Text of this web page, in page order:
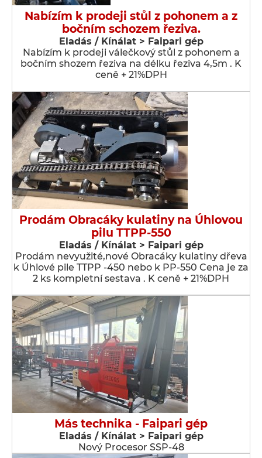
Nabízím k prodeji stůl z pohonem a z
bočním schozem řeziva.
Eladás / Kínálat > Faipari gép
Nabízím k prodeji válečkový stůl z pohonem a
bočním shozem řeziva na délku řeziva 4,5m . K
ceně + 21%DPH
Prodám Obracáky kulatiny na Úhlovou
pilu TTPP-550
Eladás / Kínálat > Faipari gép
Prodám nevyužité,nové Obracáky kulatiny dřeva
k Úhlové pile TTPP -450 nebo k PP-550 Cena je za
2 ks kompletní sestava . K ceně + 21%DPH
Más technika - Faipari gép
Eladás / Kínálat > Faipari gép
Nový Procesor SSP-48